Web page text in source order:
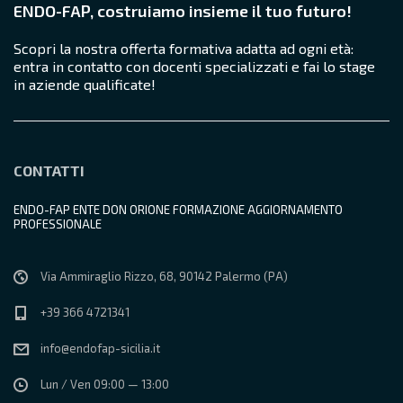
g
a
o
n
ENDO-FAP, costruiamo insieme il tuo futuro!
Scopri la nostra offerta formativa adatta ad ogni età:
entra in contatto con docenti specializzati e fai lo stage
in aziende qualificate!
CONTATTI
ENDO-FAP ENTE DON ORIONE FORMAZIONE AGGIORNAMENTO
PROFESSIONALE
Via Ammiraglio Rizzo, 68, 90142 Palermo (PA)
+39 366 4721341
info@endofap-sicilia.it
Lun / Ven 09:00 — 13:00